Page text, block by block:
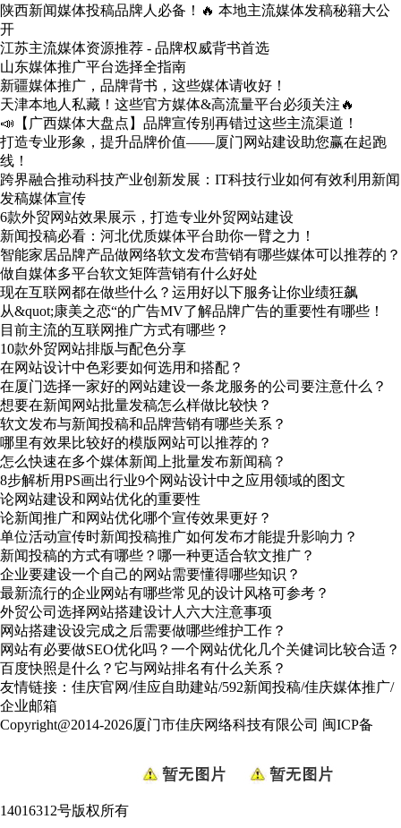
陕西新闻媒体投稿品牌人必备！🔥 本地主流媒体发稿秘籍大公
开
江苏主流媒体资源推荐 - 品牌权威背书首选
山东媒体推广平台选择全指南
新疆媒体推广，品牌背书，这些媒体请收好！
天津本地人私藏！这些官方媒体&高流量平台必须关注🔥
📣【广西媒体大盘点】品牌宣传别再错过这些主流渠道！
打造专业形象，提升品牌价值——厦门网站建设助您赢在起跑
线！
跨界融合推动科技产业创新发展：IT科技行业如何有效利用新闻
发稿媒体宣传
6款外贸网站效果展示，打造专业外贸网站建设
新闻投稿必看：河北优质媒体平台助你一臂之力！
智能家居品牌产品做网络软文发布营销有哪些媒体可以推荐的？
做自媒体多平台软文矩阵营销有什么好处
现在互联网都在做些什么？运用好以下服务让你业绩狂飙
从&quot;康美之恋“的广告MV了解品牌广告的重要性有哪些！
目前主流的互联网推广方式有哪些？
10款外贸网站排版与配色分享
在网站设计中色彩要如何选用和搭配？
在厦门选择一家好的网站建设一条龙服务的公司要注意什么？
想要在新闻网站批量发稿怎么样做比较快？
软文发布与新闻投稿和品牌营销有哪些关系？
哪里有效果比较好的模版网站可以推荐的？
怎么快速在多个媒体新闻上批量发布新闻稿？
8步解析用PS画出行业9个网站设计中之应用领域的图文
论网站建设和网站优化的重要性
论新闻推广和网站优化哪个宣传效果更好？
单位活动宣传时新闻投稿推广如何发布才能提升影响力？
新闻投稿的方式有哪些？哪一种更适合软文推广？
企业要建设一个自己的网站需要懂得哪些知识？
最新流行的企业网站有哪些常见的设计风格可参考？
外贸公司选择网站搭建设计人六大注意事项
网站搭建设设完成之后需要做哪些维护工作？
网站有必要做SEO优化吗？一个网站优化几个关健词比较合适？
百度快照是什么？它与网站排名有什么关系？
友情链接： 佳庆官网/佳应自助建站/592新闻投稿/佳庆媒体推广/
企业邮箱
Copyright@2014-2026厦门市佳庆网络科技有限公司 闽ICP备
14016312号版权所有